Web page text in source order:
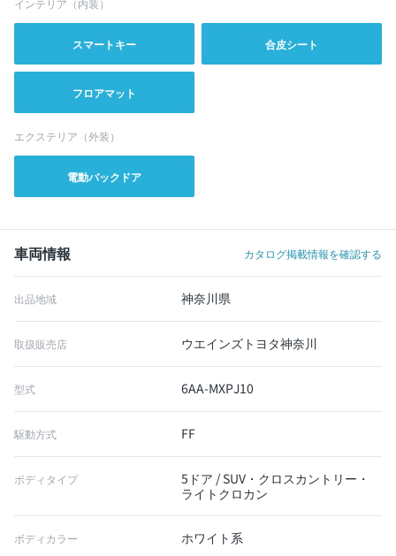
インテリア（内装）
スマートキー 合皮シート
フロアマット
エクステリア（外装）
電動バックドア
車両情報 カタログ掲載情報を確認する
出品地域 神奈川県
取扱販売店 ウエインズトヨタ神奈川
型式 6AA-MXPJ10
駆動方式 FF
ボディタイプ
5ドア / SUV・クロスカントリー・
ライトクロカン
ボディカラー ホワイト系